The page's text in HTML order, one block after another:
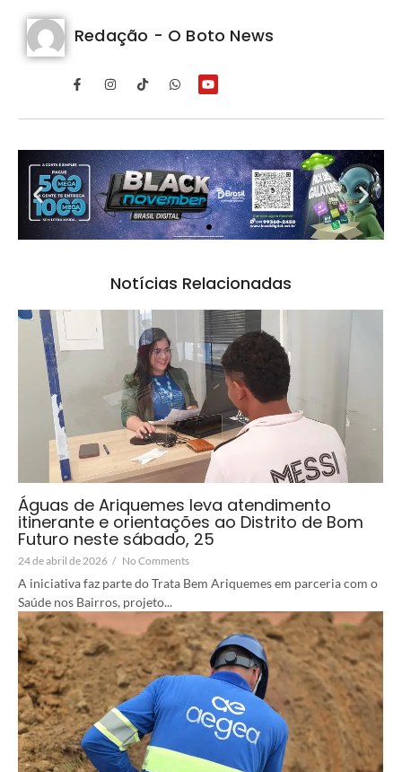
Redação - O Boto News
Notícias Relacionadas
Águas de Ariquemes leva atendimento
itinerante e orientações ao Distrito de Bom
Futuro neste sábado, 25
24 de abril de 2026 / No Comments
A iniciativa faz parte do Trata Bem Ariquemes em parceria com o
Saúde nos Bairros, projeto...